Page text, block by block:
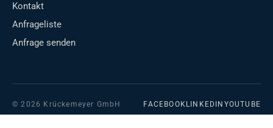
Kontakt
Anfrageliste
Anfrage senden
© 2026 Krückemeyer GmbH FACEBOOK LINKEDIN YOUTUBE